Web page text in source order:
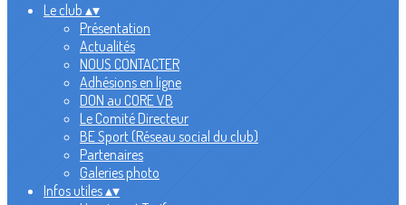
Le club ▴▾
Présentation
Actualités
NOUS CONTACTER
Adhésions en ligne
DON au CORE VB
Le Comité Directeur
BE Sport (Réseau social du club)
Partenaires
Galeries photo
Infos utiles▴▾